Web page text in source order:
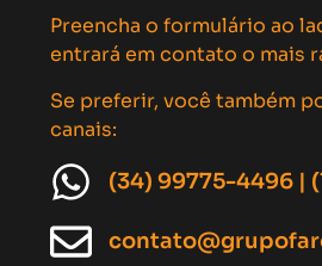
Preencha o formulário ao
entrará em contato o mais
Se preferir, você também
canais:
(34) 99775-4496 |